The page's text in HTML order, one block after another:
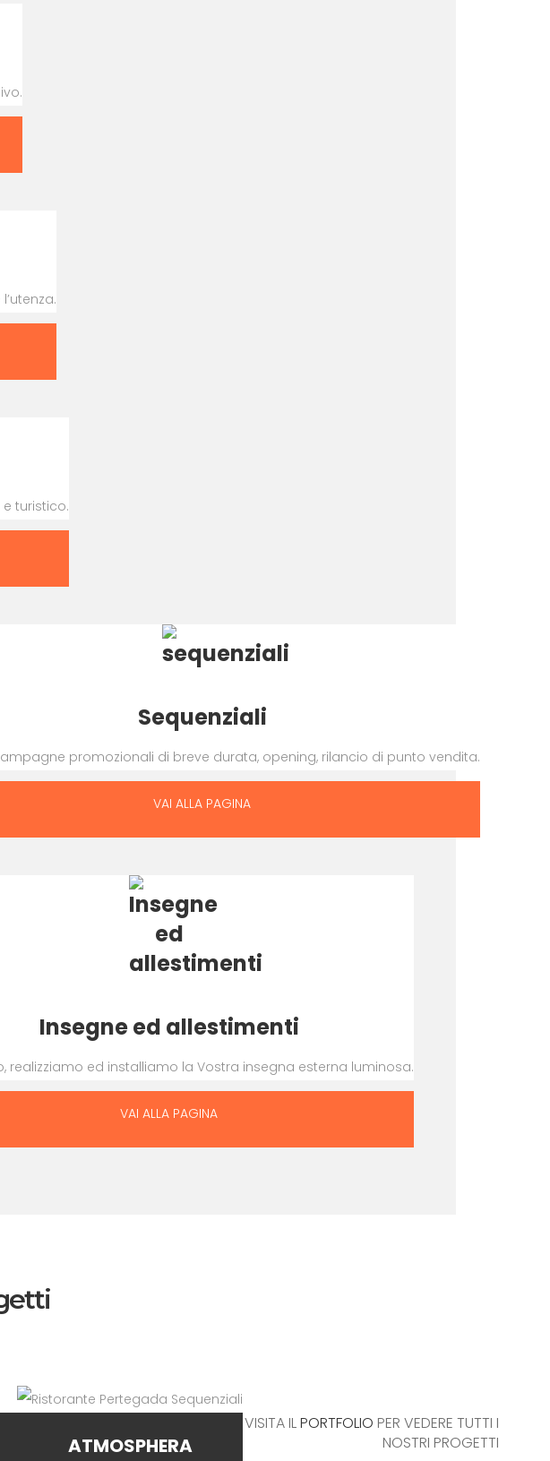
turistico.
Sequenziali
promozionali di breve durata, opening, rilancio di punto vendita.
VAI ALLA PAGINA
Insegne ed allestimenti
realizziamo ed installiamo la Vostra insegna esterna luminosa.
VAI ALLA PAGINA
ATMOSPHERA
VISITA ILPORTFOLIO PER VEDERE TUTTI I
NOSTRI PROGETTI